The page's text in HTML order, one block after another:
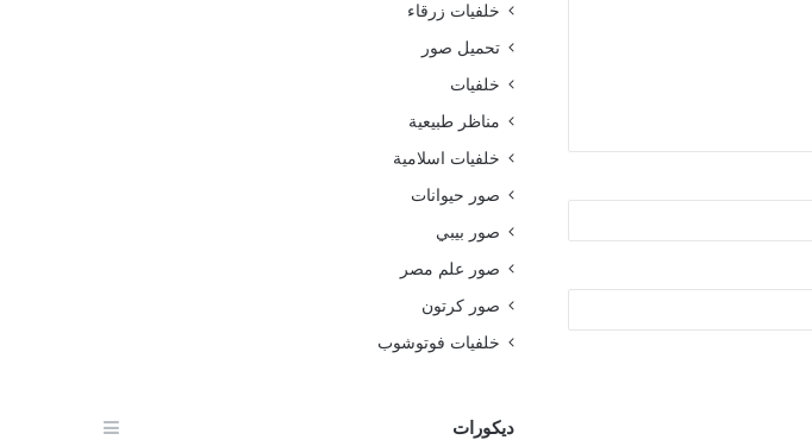
خلفيات زرقاء
تحميل صور
خلفيات
مناظر طبيعية
خلفيات اسلامية
صور حيوانات
صور بيبي
صور علم مصر
صور كرتون
خلفيات فوتوشوب
ديكورات